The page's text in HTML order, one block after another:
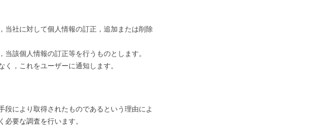
当社に対して個人情報の訂正，追加または削除
該個人情報の訂正等を行うものとします。
，これをユーザーに通知します。
により取得されたものであるという理由によ
要な調査を行います。